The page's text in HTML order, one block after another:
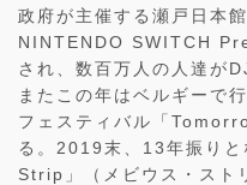
政府が主催する瀬戸日本
NINTENDO SWITCH
され、数百万人の人達が
またこの年はベルギーで
フェスティバル「
る。2019末、13年振り
Strip」（メビウス・スト